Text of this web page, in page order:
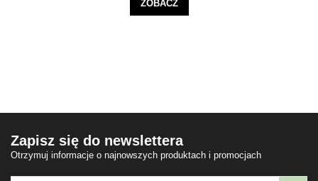
ZOBACZ
Zapisz się do newslettera
Otrzymuj informacje o najnowszych produktach i promocjach